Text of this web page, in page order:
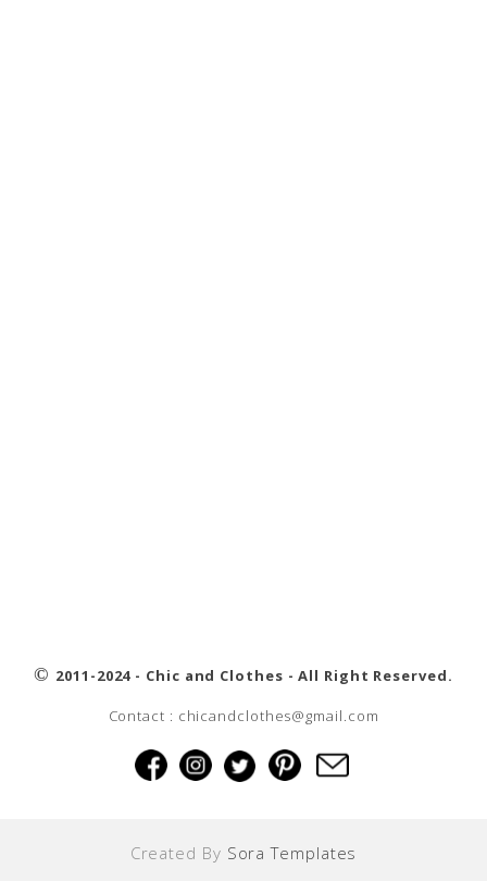
© 2011-2024 - Chic and Clothes - All Right Reserved.
Contact : chicandclothes@gmail.com
Created By Sora Templates